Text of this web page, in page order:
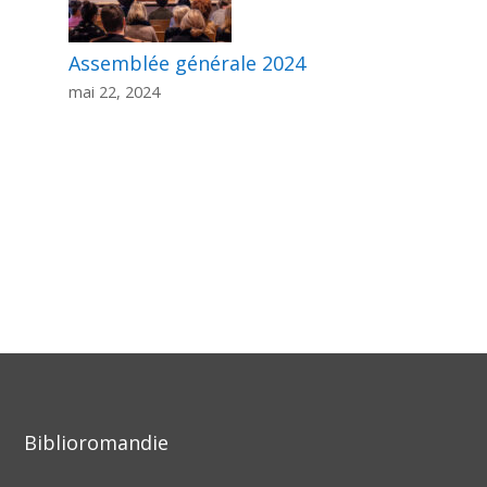
Assemblée générale 2024
mai 22, 2024
Biblioromandie